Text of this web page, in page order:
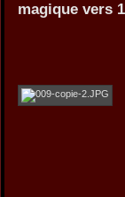
magique vers